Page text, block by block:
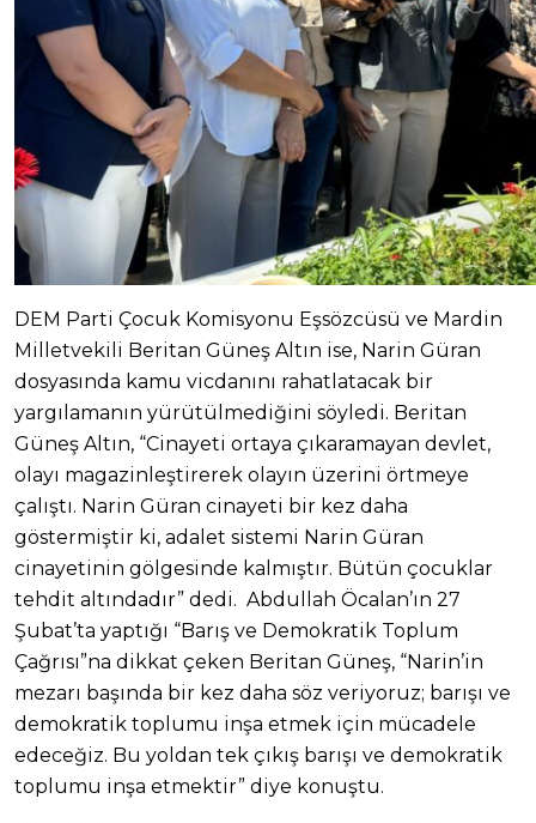
DEM Parti Çocuk Komisyonu Eşsözcüsü ve Mardin
Milletvekili Beritan Güneş Altın ise, Narin Güran
dosyasında kamu vicdanını rahatlatacak bir
yargılamanın yürütülmediğini söyledi. Beritan
Güneş Altın, “Cinayeti ortaya çıkaramayan devlet,
olayı magazinleştirerek olayın üzerini örtmeye
çalıştı. Narin Güran cinayeti bir kez daha
göstermiştir ki, adalet sistemi Narin Güran
cinayetinin gölgesinde kalmıştır. Bütün çocuklar
tehdit altındadır” dedi. Abdullah Öcalan’ın 27
Şubat’ta yaptığı “Barış ve Demokratik Toplum
Çağrısı”na dikkat çeken Beritan Güneş, “Narin’in
mezarı başında bir kez daha söz veriyoruz; barışı ve
demokratik toplumu inşa etmek için mücadele
edeceğiz. Bu yoldan tek çıkış barışı ve demokratik
toplumu inşa etmektir” diye konuştu.